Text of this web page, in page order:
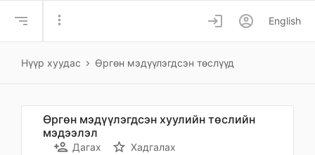
more_vert login account_circle English
Нүүр хуудас Өргөн мэдүүлэгдсэн төслүүд
Өргөн мэдүүлэгдсэн хуулийн төслийн
мэдээлэл
person_add Дагах star_border Хадгалах